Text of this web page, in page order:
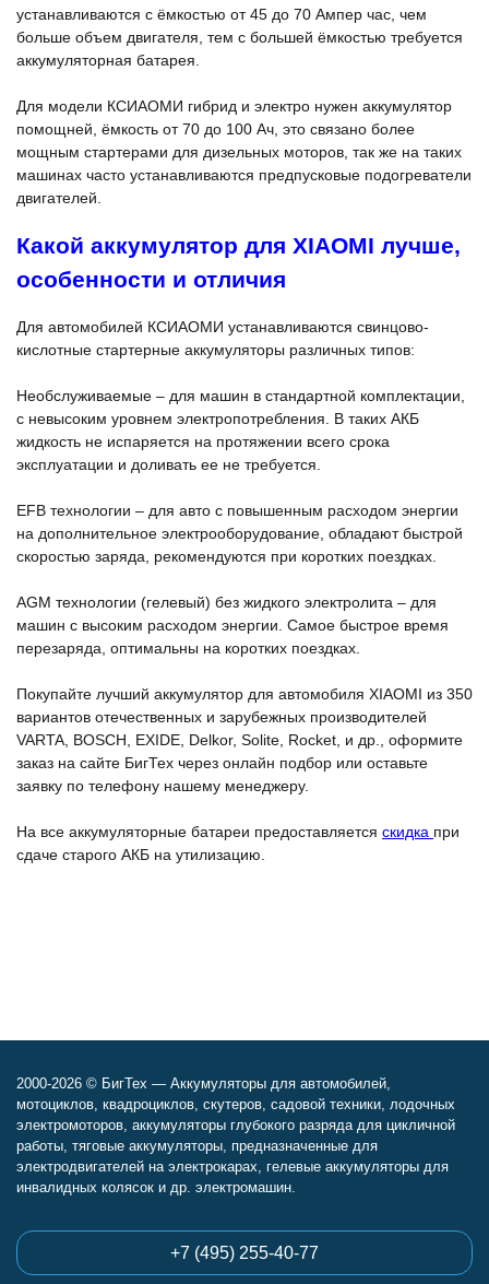
устанавливаются с ёмкостью от 45 до 70 Ампер час, чем
больше объем двигателя, тем с большей ёмкостью требуется
аккумуляторная батарея.
Для модели КСИАОМИ гибрид и электро нужен аккумулятор
помощней, ёмкость от 70 до 100 Ач, это связано более
мощным стартерами для дизельных моторов, так же на таких
машинах часто устанавливаются предпусковые подогреватели
двигателей.
Какой аккумулятор для XIAOMI лучше,
особенности и отличия
Для автомобилей КСИАОМИ устанавливаются свинцово-
кислотные стартерные аккумуляторы различных типов:
Необслуживаемые – для машин в стандартной комплектации,
с невысоким уровнем электропотребления. В таких АКБ
жидкость не испаряется на протяжении всего срока
эксплуатации и доливать ее не требуется.
EFB технологии – для авто с повышенным расходом энергии
на дополнительное электрооборудование, обладают быстрой
скоростью заряда, рекомендуются при коротких поездках.
AGM технологии (гелевый) без жидкого электролита – для
машин с высоким расходом энергии. Самое быстрое время
перезаряда, оптимальны на коротких поездках.
Покупайте лучший аккумулятор для автомобиля XIAOMI из 350
вариантов отечественных и зарубежных производителей
VARTA, BOSCH, EXIDE, Delkor, Solite, Rocket, и др., оформите
заказ на сайте БигТех через онлайн подбор или оставьте
заявку по телефону нашему менеджеру.
На все аккумуляторные батареи предоставляется скидка при
сдаче старого АКБ на утилизацию.
2000-2026 © БигТех — Аккумуляторы для автомобилей,
мотоциклов, квадроциклов, скутеров, садовой техники, лодочных
электромоторов, аккумуляторы глубокого разряда для цикличной
работы, тяговые аккумуляторы, предназначенные для
электродвигателей на электрокарах, гелевые аккумуляторы для
инвалидных колясок и др. электромашин.
+7 (495) 255-40-77